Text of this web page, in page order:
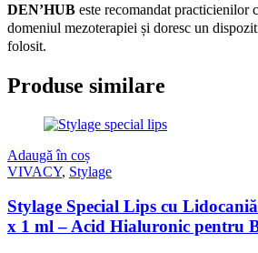
DEN’HUB este recomandat practicienilor
domeniul mezoterapiei și doresc un
folosit.
Produse similare
Adaugă în coș
VIVACY, Stylage
Stylage Special Lips cu
x 1 ml – Acid Hialuronic pentru